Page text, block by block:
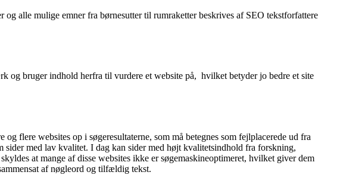
alle mulige emner fra børnesutter til rumraketter beskrives af SEO tekstforfattere
og bruger indhold herfra til vurdere et website på, hvilket betyder jo bedre et site
flere websites op i søgeresultaterne, som må betegnes som fejlplacerede ud fra
med lav kvalitet. I dag kan sider med højt kvalitetsindhold fra forskning,
at mange af disse websites ikke er søgemaskineoptimeret, hvilket giver dem
af nøgleord og tilfældig tekst.